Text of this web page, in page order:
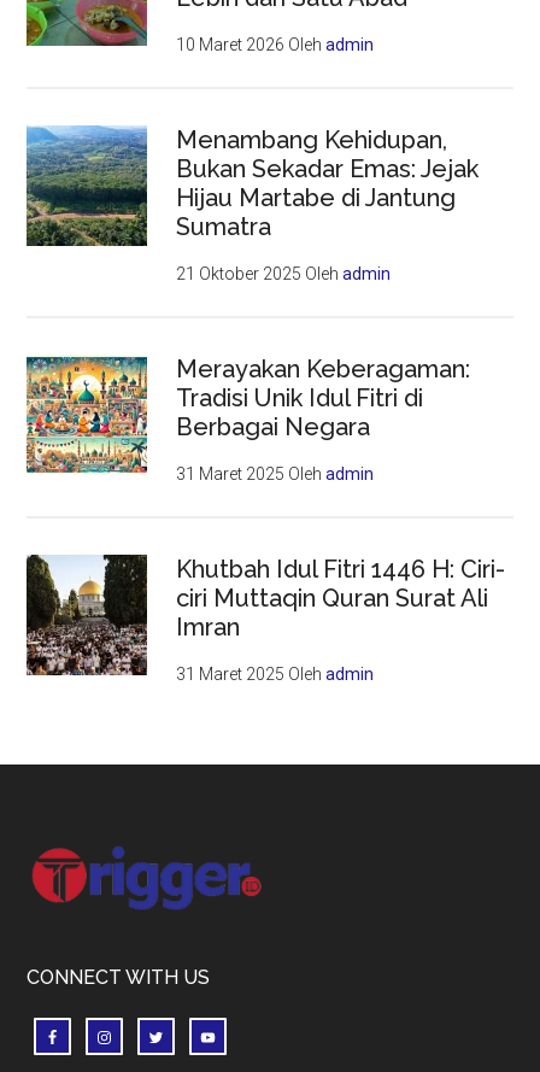
10 Maret 2026 Olehadmin
Menambang Kehidupan,
Bukan Sekadar Emas: Jejak
Hijau Martabe di Jantung
Sumatra
21 Oktober 2025 Olehadmin
Merayakan Keberagaman:
Tradisi Unik Idul Fitri di
Berbagai Negara
31 Maret 2025 Olehadmin
Khutbah Idul Fitri 1446 H: Ciri-
ciri Muttaqin Quran Surat Ali
Imran
31 Maret 2025 Olehadmin
Footer
CONNECT WITH US